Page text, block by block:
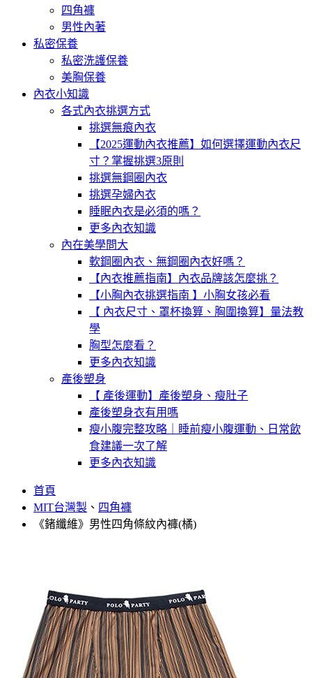
四角褲
男性內著
私密保養
私密洗護保養
美胸保養
內衣小知識
各式內衣挑選方式
挑選無痕內衣
【2025運動內衣推薦】如何選擇運動內衣尺
寸？掌握挑選3原則
挑選無鋼圈內衣
挑選孕婦內衣
睡眠內衣是必須的嗎？
更多內衣知識
內在美學問大
軟鋼圈內衣、無鋼圈內衣好嗎？
【內衣推薦指南】內衣品牌該怎麼挑？
【小胸內衣挑選指南 】小胸女孩必看
【 內衣尺寸、罩杯換算、胸圍換算】量法教
學
胸型怎麼看？
更多內衣知識
產後塑身
【 產後運動】產後塑身、瘦肚子
產後塑身衣有用嗎
瘦小腹完整攻略｜睡前瘦小腹運動、日常飲
食建議一次了解
更多內衣知識
首頁
MIT台灣製 、 四角褲
《鍺纖維》男性四角條紋內褲(橘)